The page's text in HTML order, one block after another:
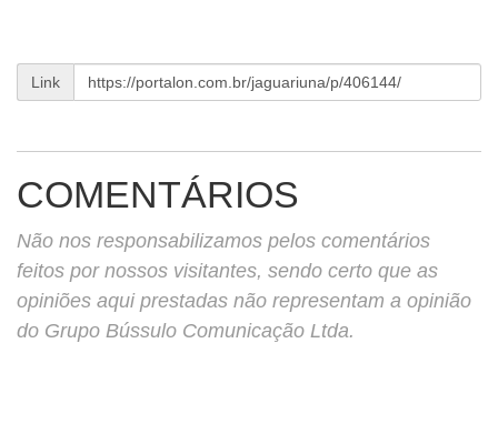
Link
COMENTÁRIOS
Não nos responsabilizamos pelos comentários
feitos por nossos visitantes, sendo certo que as
opiniões aqui prestadas não representam a opinião
do Grupo Bússulo Comunicação Ltda.